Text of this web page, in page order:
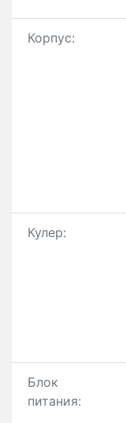
Корпус:
Кулер:
Блок
питания: